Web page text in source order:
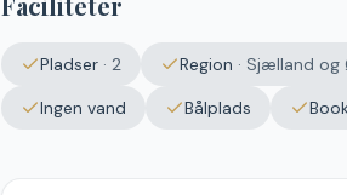
Pladser · 2 Region · Sjælland og
Ingen vand
Bålplads